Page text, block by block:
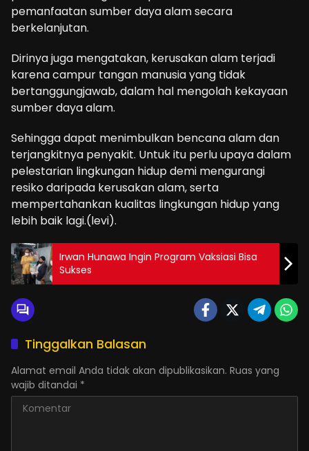
pemanfaatan sumber daya alam secara
berkelanjutan.
Dirinya juga mengatakan, kerusakan alam terjadi
karena campur tangan manusia yang tidak
bertanggungjawab, dalam hal mengolah kekayaan
sumber daya alam.
Sehingga dapat menimbulkan bencana alam dan
terjangkitnya penyakit. Untuk itu perlu upaya dalam
pelestarian lingkungan hidup demi mengurangi
resiko daripada kerusakan alam, serta
mempertahankan kualitas lingkungan hidup yang
lebih baik lagi.(levi).
Irwan Hunawa Ingin Program Vaksiasi Bisa
Sukses
Tinggalkan Balasan
Alamat email Anda tidak akan dipublikasikan. Ruas yang
wajib ditandai *